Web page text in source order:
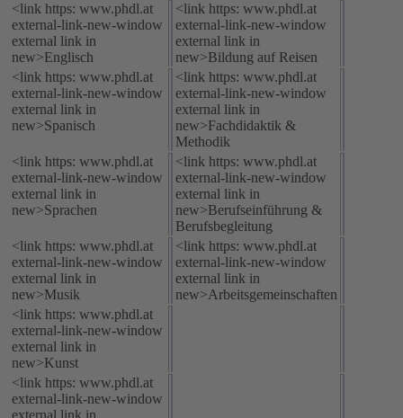
<link https: www.phdl.at
external-link-new-window
external link in
new>Englisch
<link https: www.phdl.at
external-link-new-window
external link in
new>Bildung auf Reisen
<link https: www.phdl.at
external-link-new-window
external link in
new>Spanisch
<link https: www.phdl.at
external-link-new-window
external link in
new>Fachdidaktik &
Methodik
<link https: www.phdl.at
external-link-new-window
external link in
new>Sprachen
<link https: www.phdl.at
external-link-new-window
external link in
new>Berufseinführung &
Berufsbegleitung
<link https: www.phdl.at
external-link-new-window
external link in
new>Musik
<link https: www.phdl.at
external-link-new-window
external link in
new>Arbeitsgemeinschaften
<link https: www.phdl.at
external-link-new-window
external link in
new>Kunst
<link https: www.phdl.at
external-link-new-window
external link in